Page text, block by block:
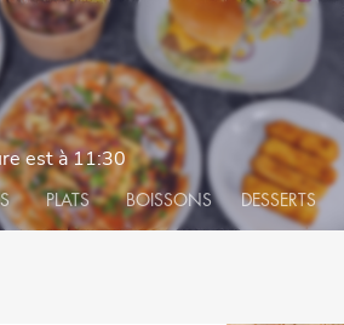
est ⁨⁩à ⁨11:30⁩
PLATS BOISSONS DESSERTS